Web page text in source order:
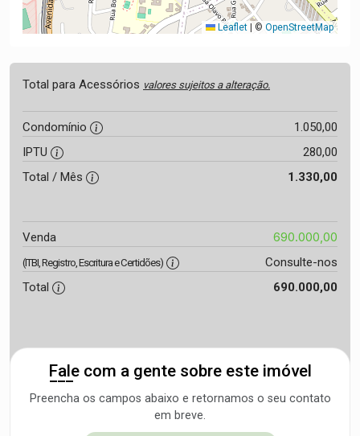
Leaflet © OpenStreetMap
Total para Acessórios valores sujeitos a alteração.
Condomínio
1.050,00
IPTU
280,00
Total / Mês
1.330,00
Venda 690.000,00
(ITBI, Registro, Escritura e Certidões)
Consulte-nos
Total
690.000,00
Fale com a gente sobre este imóvel
Preencha os campos abaixo e retornamos o seu contato
em breve.